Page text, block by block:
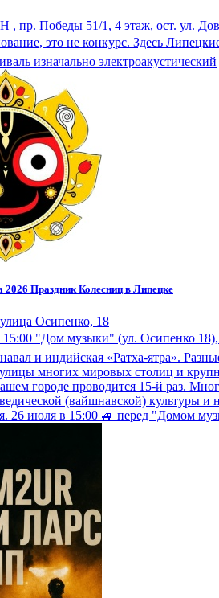
, пр. Победы 51/1, 4 этаж, ост. ул.
это не конкурс. Здесь
изначально электроакустический
2026 Праздник Колесниц в Липецке
Осипенко, 18
"Дом музыки" (ул. Осипенко
и индийская «Ратха-ятра».
многих мировых столиц и
городе проводится 15-й раз.
(вайшнавской) культуры
26 июля в 15:00 🚙 перед "Домом